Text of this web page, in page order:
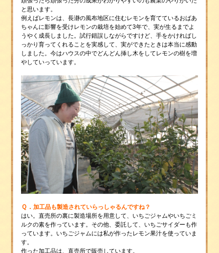
と思います。
例えばレモンは、長瀞の風布地区に住むレモンを育てているおばあ
ちゃんに影響を受けレモンの栽培を始めて3年で、実が生るまでよ
うやく成長しました。試行錯誤しながらですけど、手をかければし
っかり育ってくれることを実感して、実ができたときは本当に感動
しました。今はハウスの中でどんどん挿し木をしてレモンの樹を増
やしていっています。
Ｑ． 加工品も製造されていらっしゃるんですね？
はい。直売所の裏に製造場所を用意して、いちごジャムやいちごミ
ルクの素を作っています。その他、委託して、いちごサイダーも作
っています。いちごジャムには私が作ったレモン果汁を使っていま
す。
作った加工品は、直売所で販売しています。